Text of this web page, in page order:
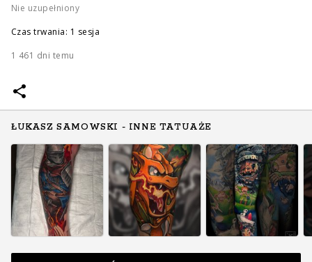
Nie uzupełniony
Czas trwania: 1 sesja
1 461 dni temu
ŁUKASZ SAMOWSKI - INNE TATUAŻE